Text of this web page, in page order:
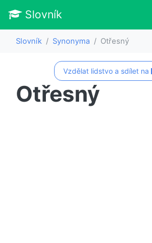
Slovník
Slovník Synonyma Otřesný
Vzdělat lidstvo a sdílet na
Otřesný